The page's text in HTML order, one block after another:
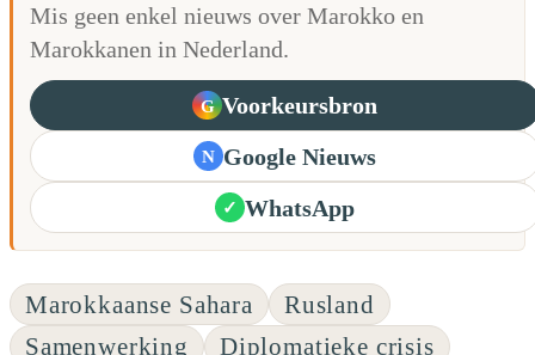
Mis geen enkel nieuws over Marokko en
Marokkanen in Nederland.
G Voorkeursbron
N Google Nieuws
✓ WhatsApp
Marokkaanse Sahara
Rusland
Samenwerking
Diplomatieke crisis